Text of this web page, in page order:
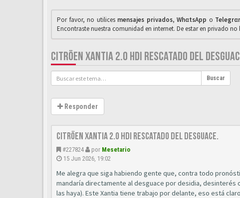
Por favor, no utilices mensajes privados,WhαtsApp o
Encontraste nuestra comunidad en internet. De estar en privado
CITRÖEN XANTIA 2.0 HDI RESCATADO DEL
Buscar
Responder
Citröen Xantia 2.0 HDi rescatado del desguace.
#227824 por Mesetario
15 Jun 2026, 19:02
Me alegra que siga habiendo gente que, contra todo
mandaría directamente al desguace por desidia,
las haya). Este Xantia tiene trabajo por delante, eso está